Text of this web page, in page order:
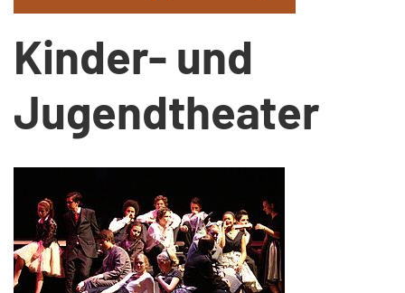
Kinder- und
Jugendtheater